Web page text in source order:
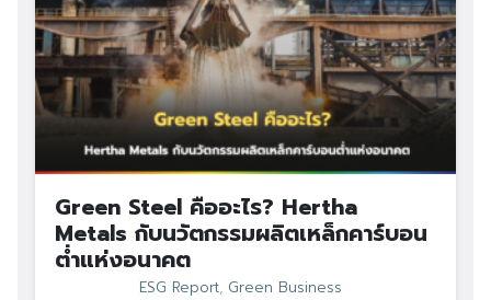
Green Steel คืออะไร? Hertha
Metals กับนวัตกรรมผลิตเหล็กคาร์บอน
ต่ำแห่งอนาคต
ESG Report, Green Business